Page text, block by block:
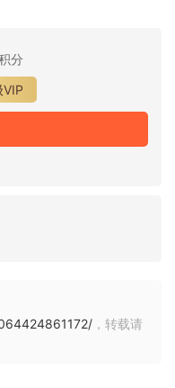
分
VIP
，转载请